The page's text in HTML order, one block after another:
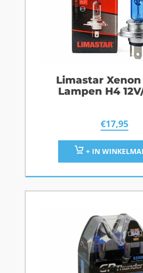
Limastar
Lampen H4
€17,95
+ IN